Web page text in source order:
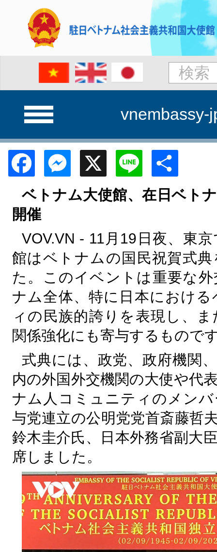
vnembassy-
FacebookMessenger
X Line
ベトナム大使館、在日ベト
開催
VOV.VN - 11 月 19 日夜、東
館はベトナムの国民祝賀式
た。このイベントは重要な
ナム全体、特に日本におけ
ィの民族的誇りを表現し、
関係強化にも寄与するもので
式典には、政党、政府機関
内の外国外交機関の大使や代
ナム人コミュニティのメン
与党連立の公明党党首斎藤哲
鈴木圭介氏、日本外務省副大
席しました。